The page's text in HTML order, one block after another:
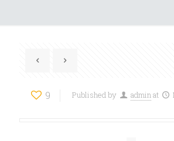
9 Published by adminat